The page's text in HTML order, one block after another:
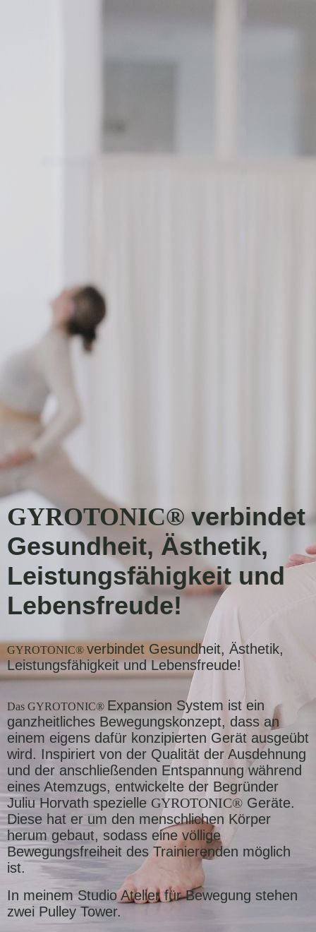
GYROTONIC®verbindet
Gesundheit, Ästhetik,
Leistungsfähigkeit und
Lebensfreude!
GYROTONIC® verbindet Gesundheit, Ästhetik,
Leistungsfähigkeit und Lebensfreude!
Das GYROTONIC® Expansion System ist ein
ganzheitliches Bewegungskonzept, dass an
einem eigens dafür konzipierten Gerät ausgeübt
wird. Inspiriert von der Qualität der Ausdehnung
und der anschließenden Entspannung während
eines Atemzugs, entwickelte der Begründer
Juliu Horvath spezielle GYROTONIC® Geräte.
Diese hat er um den menschlichen Körper
herum gebaut, sodass eine völlige
Bewegungsfreiheit des Trainierenden möglich
ist.
In meinem Studio Atelier für Bewegung stehen
zwei Pulley Tower.